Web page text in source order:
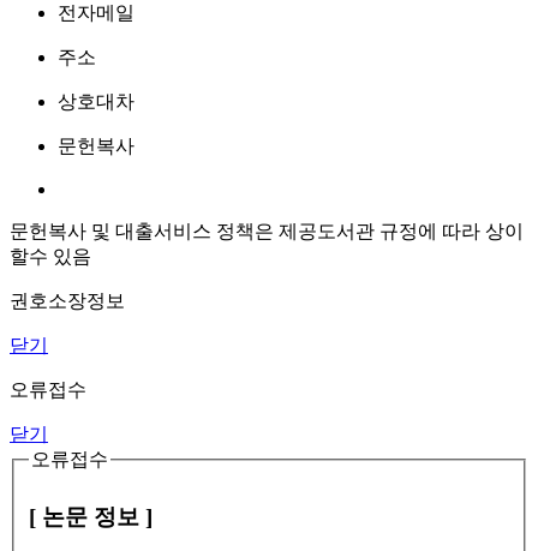
전자메일
주소
상호대차
문헌복사
문헌복사 및 대출서비스 정책은 제공도서관 규정에 따라 상이
할수 있음
권호소장정보
닫기
오류접수
닫기
오류접수
[ 논문 정보 ]